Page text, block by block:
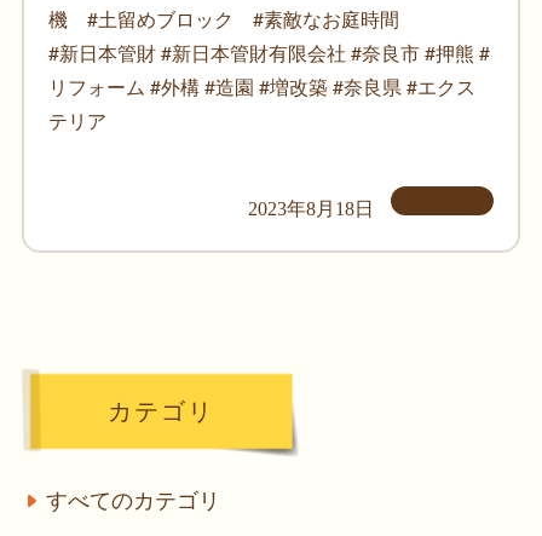
機 #土留めブロック #素敵なお庭時間
#新日本管財 #新日本管財有限会社 #奈良市 #押熊 #
リフォーム #外構 #造園 #増改築 #奈良県 #エクス
テリア
2023年8月18日
カテゴリ
すべてのカテゴリ